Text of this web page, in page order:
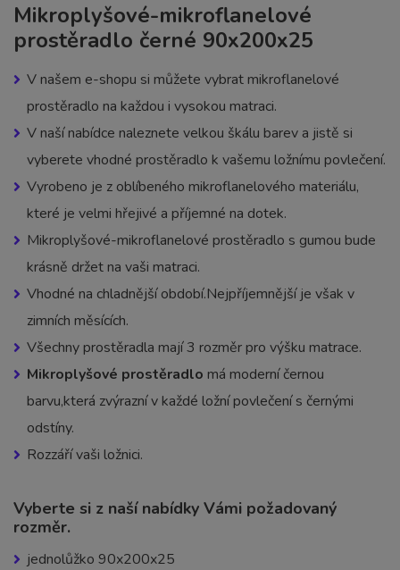
Mikroplyšové-mikroflanelové
prostěradlo černé 90x200x25
V našem e-shopu si můžete vybrat mikroflanelové
prostěradlo na každou i vysokou matraci.
V naší nabídce naleznete velkou škálu barev a jistě si
vyberete vhodné prostěradlo k vašemu ložnímu povlečení.
Vyrobeno je z oblíbeného mikroflanelového materiálu,
které je velmi hřejivé a příjemné na dotek.
Mikroplyšové-mikroflanelové prostěradlo s gumou bude
krásně držet na vaši matraci.
Vhodné na chladnější období.Nejpříjemnější je však v
zimních měsících.
Všechny prostěradla mají 3 rozměr pro výšku matrace.
Mikroplyšové prostěradlo má moderní černou
barvu,která zvýrazní v každé ložní povlečení s černými
odstíny.
Rozzáří vaši ložnici.
Vyberte si z naší nabídky Vámi požadovaný
rozměr.
jednolůžko 90x200x25